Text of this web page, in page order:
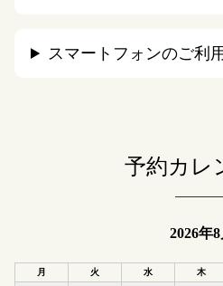
スマートフォンのご利
予約カレ
2026年8
月 火 水 木